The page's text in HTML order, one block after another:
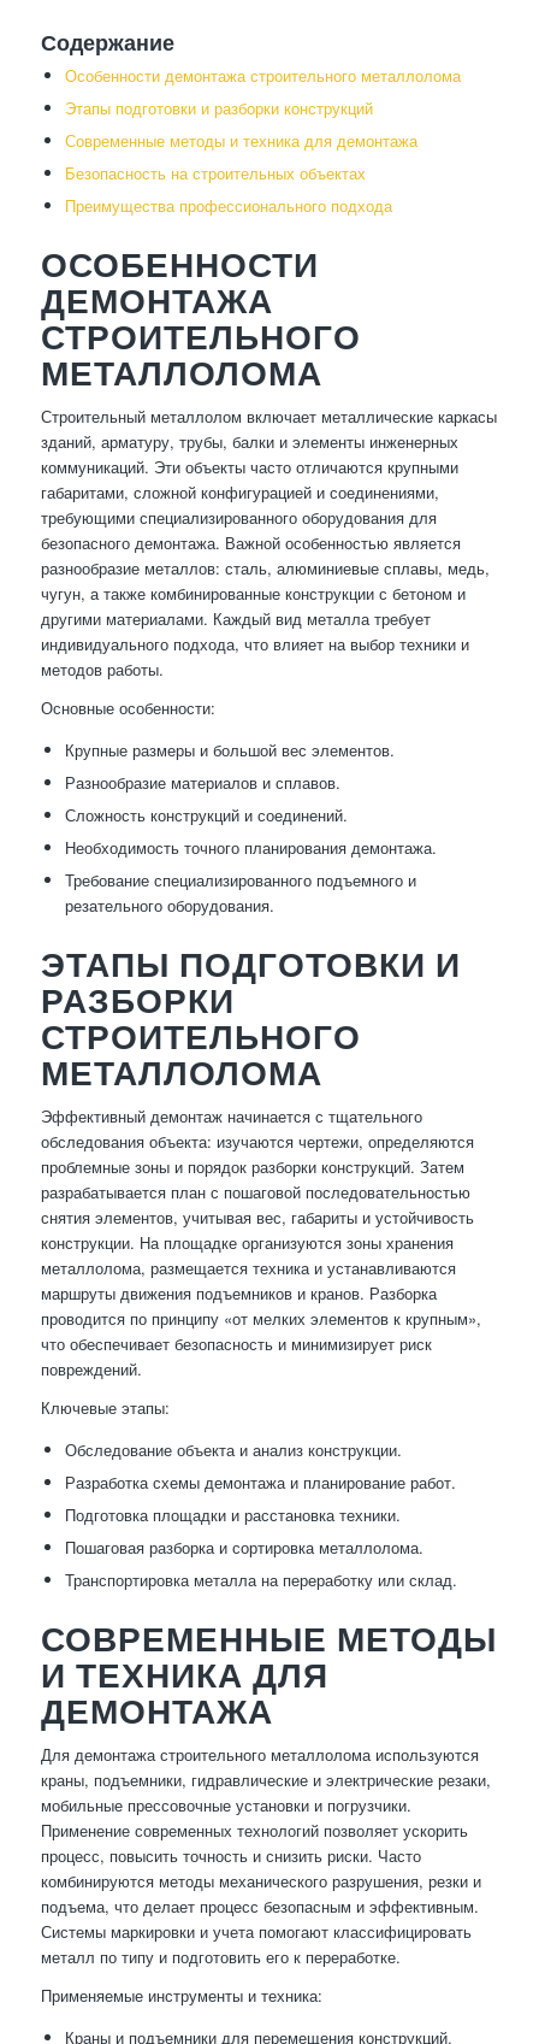
Содержание
Особенности демонтажа строительного металлолома
Этапы подготовки и разборки конструкций
Современные методы и техника для демонтажа
Безопасность на строительных объектах
Преимущества профессионального подхода
ОСОБЕННОСТИ
ДЕМОНТАЖА
СТРОИТЕЛЬНОГО
МЕТАЛЛОЛОМА
Строительный металлолом включает металлические каркасы
зданий, арматуру, трубы, балки и элементы инженерных
коммуникаций. Эти объекты часто отличаются крупными
габаритами, сложной конфигурацией и соединениями,
требующими специализированного оборудования для
безопасного демонтажа. Важной особенностью является
разнообразие металлов: сталь, алюминиевые сплавы, медь,
чугун, а также комбинированные конструкции с бетоном и
другими материалами. Каждый вид металла требует
индивидуального подхода, что влияет на выбор техники и
методов работы.
Основные особенности:
Крупные размеры и большой вес элементов.
Разнообразие материалов и сплавов.
Сложность конструкций и соединений.
Необходимость точного планирования демонтажа.
Требование специализированного подъемного и
резательного оборудования.
ЭТАПЫ ПОДГОТОВКИ И
РАЗБОРКИ
СТРОИТЕЛЬНОГО
МЕТАЛЛОЛОМА
Эффективный демонтаж начинается с тщательного
обследования объекта: изучаются чертежи, определяются
проблемные зоны и порядок разборки конструкций. Затем
разрабатывается план с пошаговой последовательностью
снятия элементов, учитывая вес, габариты и устойчивость
конструкции. На площадке организуются зоны хранения
металлолома, размещается техника и устанавливаются
маршруты движения подъемников и кранов. Разборка
проводится по принципу «от мелких элементов к крупным»,
что обеспечивает безопасность и минимизирует риск
повреждений.
Ключевые этапы:
Обследование объекта и анализ конструкции.
Разработка схемы демонтажа и планирование работ.
Подготовка площадки и расстановка техники.
Пошаговая разборка и сортировка металлолома.
Транспортировка металла на переработку или склад.
СОВРЕМЕННЫЕ МЕТОДЫ
И ТЕХНИКА ДЛЯ
ДЕМОНТАЖА
Для демонтажа строительного металлолома используются
краны, подъемники, гидравлические и электрические резаки,
мобильные прессовочные установки и погрузчики.
Применение современных технологий позволяет ускорить
процесс, повысить точность и снизить риски. Часто
комбинируются методы механического разрушения, резки и
подъема, что делает процесс безопасным и эффективным.
Системы маркировки и учета помогают классифицировать
металл по типу и подготовить его к переработке.
Применяемые инструменты и техника:
Краны и подъемники для перемещения конструкций.